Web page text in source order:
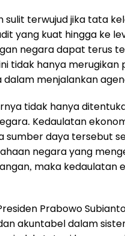
terwujud jika tata
yang kuat hingga ke
negara dapat terus
tidak hanya
menjalankan
tidak hanya
Kedaulatan
daya tersebut
negara yang
maka kedaulatan
Prabowo
akuntabel dalam